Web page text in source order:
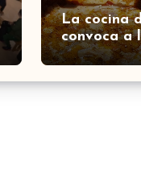
La cocina
convoca a